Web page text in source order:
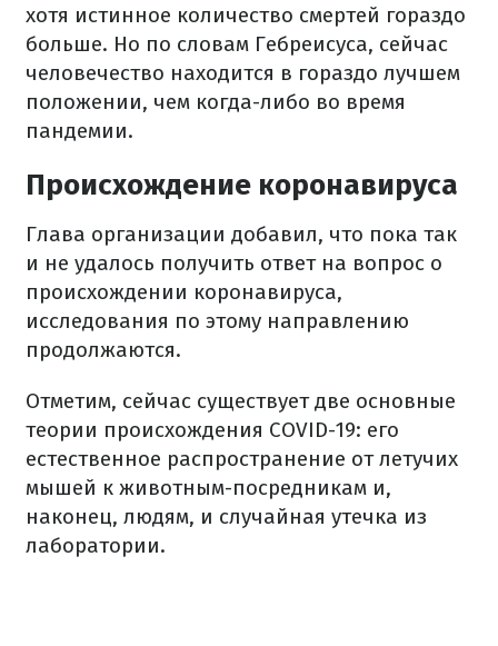
хотя истинное количество смертей гораздо
больше. Но по словам Гебреисуса, сейчас
человечество находится в гораздо лучшем
положении, чем когда-либо во время
пандемии.
Происхождение коронавируса
Глава организации добавил, что пока так
и не удалось получить ответ на вопрос о
происхождении коронавируса,
исследования по этому направлению
продолжаются.
Отметим, сейчас существует две основные
теории происхождения COVID-19: его
естественное распространение от летучих
мышей к животным-посредникам и,
наконец, людям, и случайная утечка из
лаборатории.